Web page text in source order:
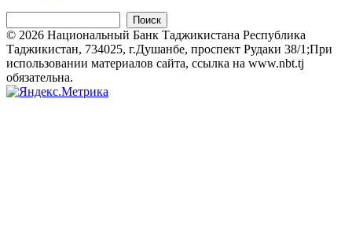
Поиск
© 2026 Национальный Банк Таджикистана Республика
Таджикистан, 734025, г.Душанбе, проспект Рудаки 38/1;При
использовании материалов сайта, ссылка на www.nbt.tj
обязательна.